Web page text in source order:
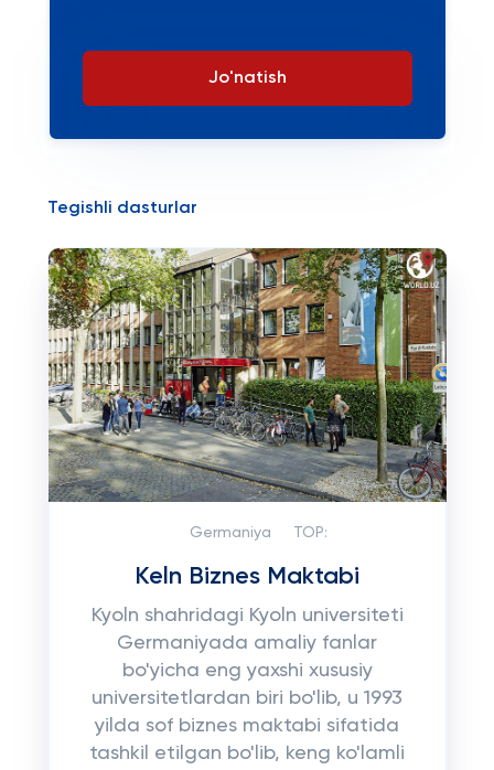
Jo'natish
Tegishli dasturlar
Germaniya TOP:
Keln Biznes Maktabi
Kyoln shahridagi Kyoln universiteti
Germaniyada amaliy fanlar
bo'yicha eng yaxshi xususiy
universitetlardan biri bo'lib, u 1993
yilda sof biznes maktabi sifatida
tashkil etilgan bo'lib, keng ko'lamli